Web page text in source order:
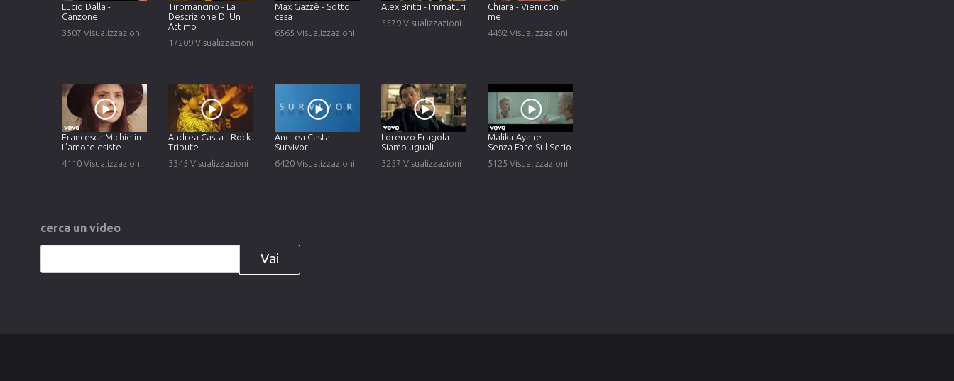
Lucio Dalla -
Canzone
3507 Visualizzazioni
Tiromancino - La
Descrizione Di Un
Attimo
17209 Visualizzazioni
Max Gazzè - Sotto
casa
6565 Visualizzazioni
Alex Britti - Immaturi
5579 Visualizzazioni
Chiara - Vieni con
me
4492 Visualizzazioni
Francesca Michielin -
L'amore esiste
4110 Visualizzazioni
Andrea Casta - Rock
Tribute
3345 Visualizzazioni
Andrea Casta -
Survivor
6420 Visualizzazioni
Lorenzo Fragola -
Siamo uguali
3257 Visualizzazioni
Malika Ayane -
Senza Fare Sul Serio
5125 Visualizzazioni
cerca un video
Vai